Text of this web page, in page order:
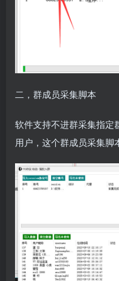
二，群成员采集脚本
软件支持不进群采集指定
用户，这个群成员采集脚